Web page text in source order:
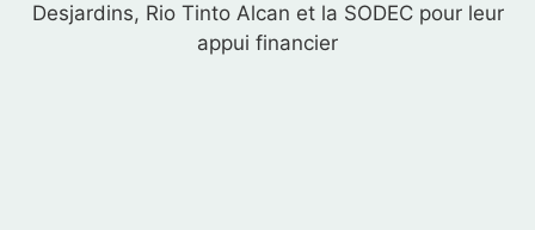
Desjardins, Rio Tinto Alcan et la SODEC pour leur
appui financier